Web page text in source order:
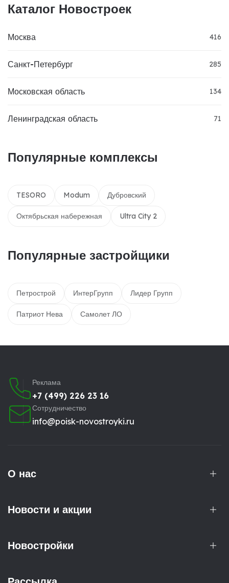
Каталог Новостроек
Москва 416
Санкт-Петербург 285
Московская область 134
Ленинградская область 71
Популярные комплексы
TESORO Modum Дубровский
Октябрьская набережная Ultra City 2
Популярные застройщики
Петрострой ИнтерГрупп Лидер Групп
Патриот Нева Самолет ЛО
Реклама
+7 (499) 226 23 16
Сотрудничество
info@poisk-novostroyki.ru
О нас
Новости и акции
Новостройки